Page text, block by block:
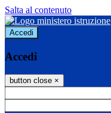
Salta al contenuto
Accedi
Accedi
button close ×